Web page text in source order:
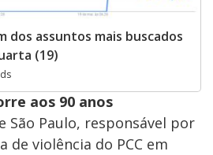
dos assuntos mais buscados
(19)
aos 90 anos
São Paulo, responsável por
de violência do PCC em